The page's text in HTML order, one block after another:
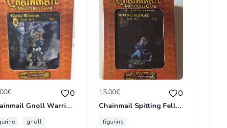
0
Chainmail Gnoll Warrior Dungeons & Dragons
gnoll
15.00€ 0
Chainmail Spitting Felldrake
figurine